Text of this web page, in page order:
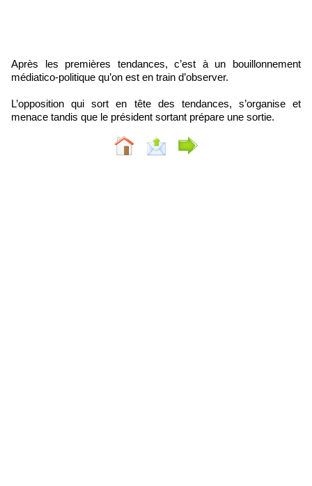
Après les premières tendances, c’est à un bouillonnement
médiatico-politique qu’on est en train d’observer.
L’opposition qui sort en tête des tendances, s’organise et
menace tandis que le président sortant prépare une sortie.